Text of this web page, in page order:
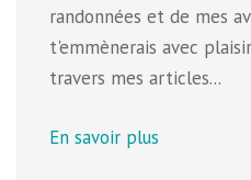
randonnées et de mes
t'emmènerais avec
travers mes articles...
En savoir plus